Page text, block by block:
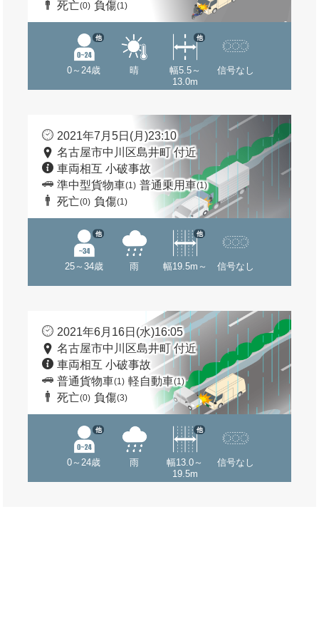
死亡(0) 負傷(1)
0～24歳
他
晴
幅5.5～
13.0m
他
信号なし
2021年7月5日(月)23:10
名古屋市中川区島井町 付近
車両相互 小破事故
準中型貨物車(1) 普通乗用車(1)
死亡(0) 負傷(1)
25～34歳
他
雨 幅19.5m～
他
信号なし
2021年6月16日(水)16:05
名古屋市中川区島井町 付近
車両相互 小破事故
普通貨物車(1) 軽自動車(1)
死亡(0) 負傷(3)
0～24歳
他
雨
幅13.0～
19.5m
他
信号なし